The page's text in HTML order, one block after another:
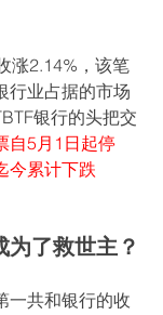
涨2.14%，该笔
行业占据的市场
银行的头把交
自5月1日起停
今累计下跌
为了救世主？
一共和银行的收